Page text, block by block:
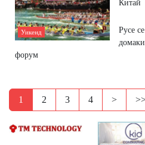
Уикенд
Китай
Русе
форум
1 2 3 4 >